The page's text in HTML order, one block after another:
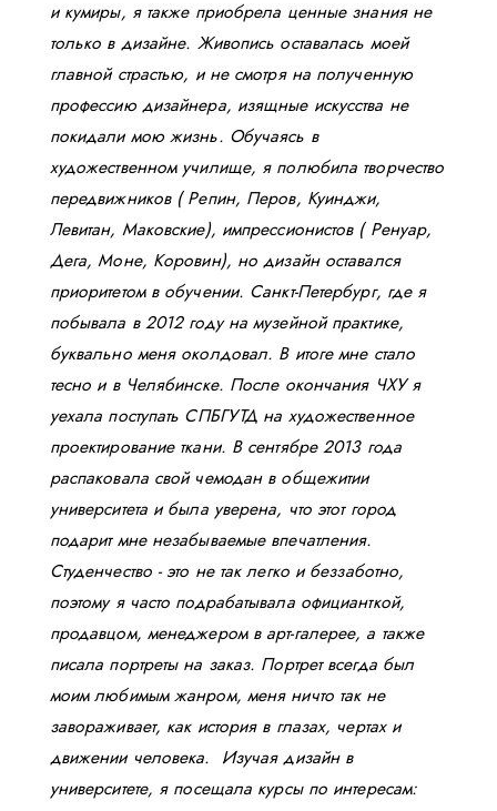
и кумиры, я также приобрела ценные знания не
только в дизайне. Живопись оставалась моей
главной страстью, и не смотря на полученную
профессию дизайнера, изящные искусства не
покидали мою жизнь. Обучаясь в
художественном училище, я полюбила творчество
передвижников ( Репин, Перов, Куинджи,
Левитан, Маковские), импрессионистов ( Ренуар,
Дега, Моне, Коровин), но дизайн оставался
приоритетом в обучении. Санкт-Петербург, где я
побывала в 2012 году на музейной практике,
буквально меня околдовал. В итоге мне стало
тесно и в Челябинске. После окончания ЧХУ я
уехала поступать СПБГУТД на художественное
проектирование ткани. В сентябре 2013 года
распаковала свой чемодан в общежитии
университета и была уверена, что этот город
подарит мне незабываемые впечатления.
Студенчество - это не так легко и беззаботно,
поэтому я часто подрабатывала официанткой,
продавцом, менеджером в арт-галерее, а также
писала портреты на заказ. Портрет всегда был
моим любимым жанром, меня ничто так не
завораживает, как история в глазах, чертах и
движении человека. Изучая дизайн в
университете, я посещала курсы по интересам: